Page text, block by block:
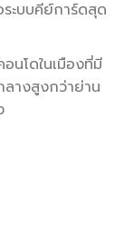
ะบบคีย์การ์ดสุด
อนโดในเมืองที่มี
ลางสูงกว่าย่าน